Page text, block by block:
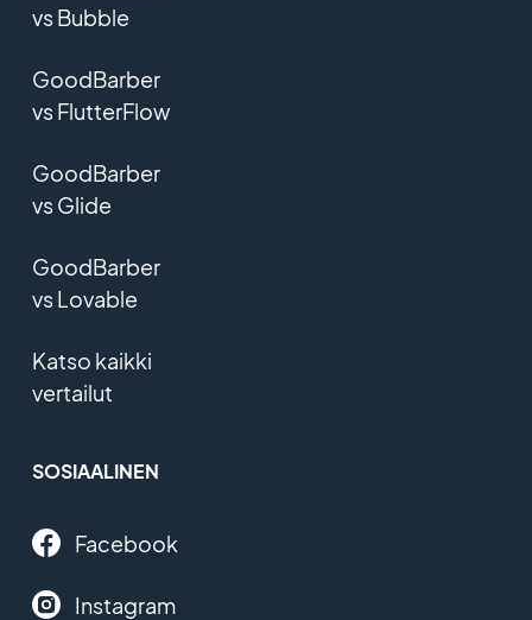
vs Bubble
GoodBarber
vs FlutterFlow
GoodBarber
vs Glide
GoodBarber
vs Lovable
Katso kaikki
vertailut
SOSIAALINEN
Facebook
Instagram